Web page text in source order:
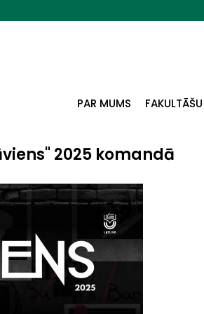
PAR MUMS
2025 komandā